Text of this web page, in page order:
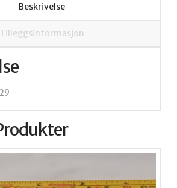
Beskrivelse
Tilleggsinformasjon